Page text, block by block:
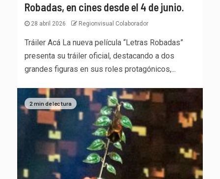
Robadas, en cines desde el 4 de junio.
28 abril 2026 Regionvisual Colaborador
Tráiler Acá La nueva película “Letras Robadas”
presenta su tráiler oficial, destacando a dos
grandes figuras en sus roles protagónicos,...
2 min de lectura